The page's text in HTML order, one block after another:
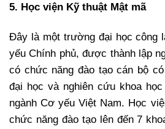
5. Học viện Kỹ thuật Mật mã
Đây là một trường đại học công
yếu Chính phủ, được thành lập
có chức năng đào tạo cán bộ
đại học và nghiên cứu khoa
ngành Cơ yếu Việt Nam. Học
chức năng đào tạo lên đến 7